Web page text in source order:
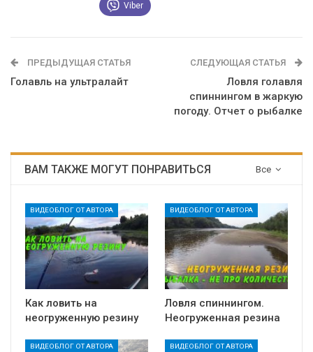
Viber
ПРЕДЫДУЩАЯ СТАТЬЯ
Голавль на ультралайт
СЛЕДУЮЩАЯ СТАТЬЯ
Ловля голавля
спиннингом в жаркую
погоду. Отчет о рыбалке
Все
ВАМ ТАКЖЕ МОГУТ ПОНРАВИТЬСЯ
ВИДЕОБЛОГ ОТ АВТОРА
Как ловить на
неогруженную резину
ВИДЕОБЛОГ ОТ АВТОРА
Ловля спиннингом.
Неогруженная резина
ВИДЕОБЛОГ ОТ АВТОРА ВИДЕОБЛОГ ОТ АВТОРА